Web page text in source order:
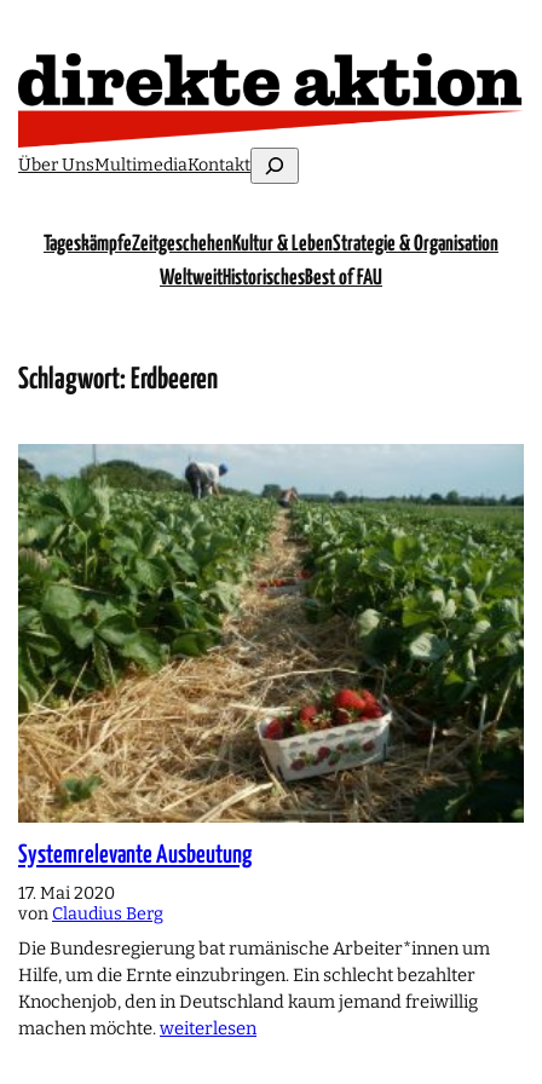
Über UnsMultimediaKontaktSuchen
TageskämpfeZeitgeschehenKultur & LebenStrategie & Organisation
WeltweitHistorischesBest of FAU
Schlagwort: Erdbeeren
Systemrelevante Ausbeutung
17. Mai 2020
von Claudius Berg
Die Bundesregierung bat rumänische Arbeiter*innen um
Hilfe, um die Ernte einzubringen. Ein schlecht bezahlter
Knochenjob, den in Deutschland kaum jemand freiwillig
machen möchte.weiterlesen